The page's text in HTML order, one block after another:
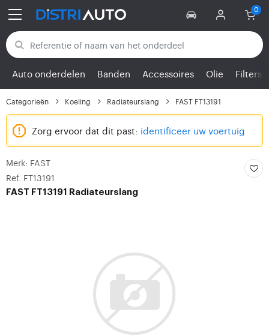
Terug naar categorieën
Auto onderdelen Banden Accessoires Olie Filters
Categorieën Koeling Radiateurslang FAST FT13191
Zorg ervoor dat dit past: identificeer uw voertuig
Merk: FAST
Ref. FT13191
FAST FT13191 Radiateurslang